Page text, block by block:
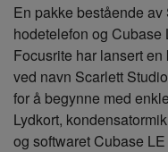
En pakke bestående
hodetelefon og Cubase
Focusrite har lansert
ved navn Scarlett
for å begynne med
Lydkort,
og softwaret Cubase LE